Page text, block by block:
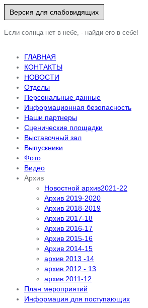
Версия для слабовидящих
Если солнца нет в небе, - найди его в себе!
ГЛАВНАЯ
КОНТАКТЫ
НОВОСТИ
Отделы
Персональные данные
Информационная безопасность
Наши партнеры
Сценические площадки
Выставочный зал
Выпускники
Фото
Видео
Архив
Новостной архив2021-22
Архив 2019-2020
Архив 2018-2019
Архив 2017-18
Архив 2016-17
Архив 2015-16
Архив 2014-15
архив 2013 -14
архив 2012 - 13
архив 2011-12
План мероприятий
Информация для поступающих